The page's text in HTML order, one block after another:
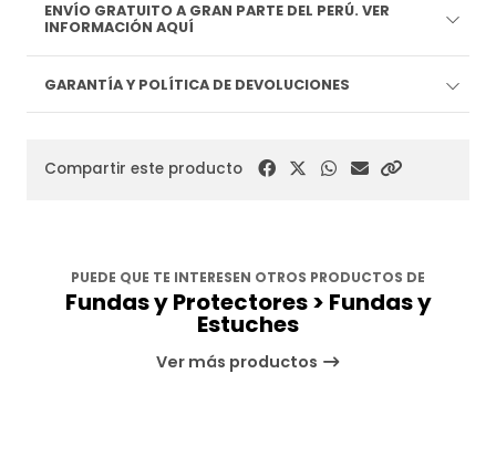
ENVÍO GRATUITO A GRAN PARTE DEL PERÚ. VER
INFORMACIÓN AQUÍ
GARANTÍA Y POLÍTICA DE DEVOLUCIONES
Compartir este producto
PUEDE QUE TE INTERESEN OTROS PRODUCTOS DE
Fundas y Protectores > Fundas y
Estuches
Ver más productos